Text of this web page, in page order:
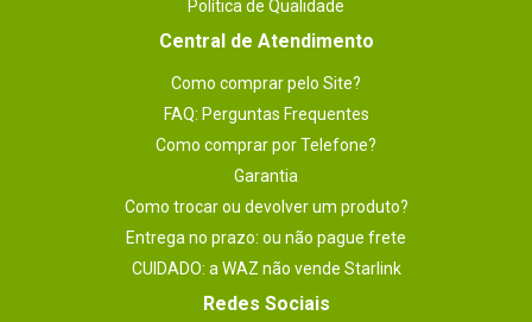
Política de Qualidade
Central de Atendimento
Como comprar pelo Site?
FAQ: Perguntas Frequentes
Como comprar por Telefone?
Garantia
Como trocar ou devolver um produto?
Entrega no prazo: ou não pague frete
CUIDADO: a WAZ não vende Starlink
Redes Sociais